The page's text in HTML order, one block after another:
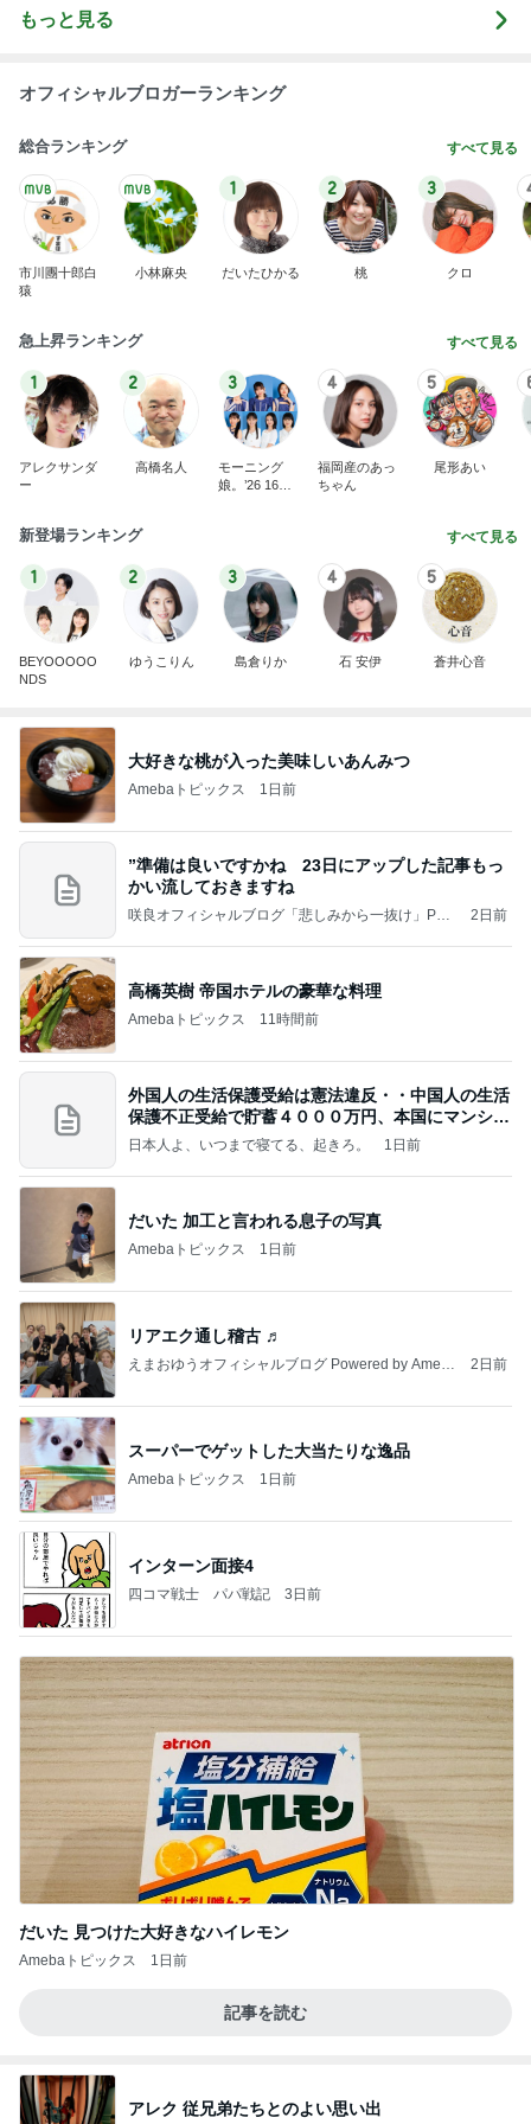
もっと見る
オフィシャルブロガーランキング
総合ランキング すべて見る
市川團十郎白
猿
小林麻央
1
だいたひかる
2
桃
3
クロ
急上昇ランキング すべて見る
1
アレクサンダ
ー
2
高橋名人
3
モーニング
娘。’26 16期1
4
福岡産のあっ
ちゃん
5
尾形あい
新登場ランキング すべて見る
1
BEYOOOOO
NDS
2
ゆうこりん
3
島倉りか
4
石 安伊
5
蒼井心音
大好きな桃が入った美味しいあんみつ
Amebaトピックス 1日前
”準備は良いですかね 23日にアップした記事もっ
かい流しておきますね
咲良オフィシャルブログ「悲しみから一抜け」Pow
2日前
高橋英樹 帝国ホテルの豪華な料理
Amebaトピックス 11時間前
外国人の生活保護受給は憲法違反・・中国人の生活
保護不正受給で貯蓄４０００万円、本国にマンショ
ンを
日本人よ、いつまで寝てる、起きろ。 1日前
だいた 加工と言われる息子の写真
Amebaトピックス 1日前
リアエク通し稽古 ♬
えまおゆうオフィシャルブログ Powered by Ameb
2日前
スーパーでゲットした大当たりな逸品
Amebaトピックス 1日前
インターン面接4
四コマ戦士 パパ戦記 3日前
だいた 見つけた大好きなハイレモン
Amebaトピックス 1日前
記事を読む
アレク 従兄弟たちとのよい思い出